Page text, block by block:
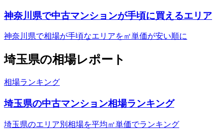
神奈川県で中古マンションが手頃に買えるエリア
神奈川県で相場が手頃なエリアを㎡単価が安い順に
埼玉県の相場レポート
相場ランキング
埼玉県の中古マンション相場ランキング
埼玉県のエリア別相場を平均㎡単価でランキング